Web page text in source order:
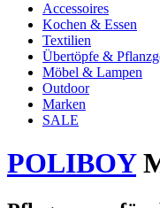
Accessoires
Kochen & Essen
Textilien
Übertöpfe &
Möbel & Lampen
Outdoor
Marken
SALE
POLIBOY